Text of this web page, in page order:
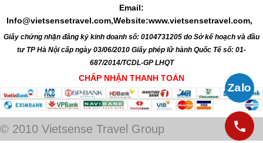
Email:
Info@vietsensetravel.com,Website:www.vietsensetravel.com,
Giấy chứng nhận đăng ký kinh doanh số: 0104731205 do Sở kế hoạch và đầu
tư TP Hà Nội cấp ngày 03/06/2010 Giấy phép lữ hành Quốc Tế số: 01-
687/2014/TCDL-GP LHQT
CHẤP NHẬN THANH TOÁN
© 2010 Vietsense Travel Group